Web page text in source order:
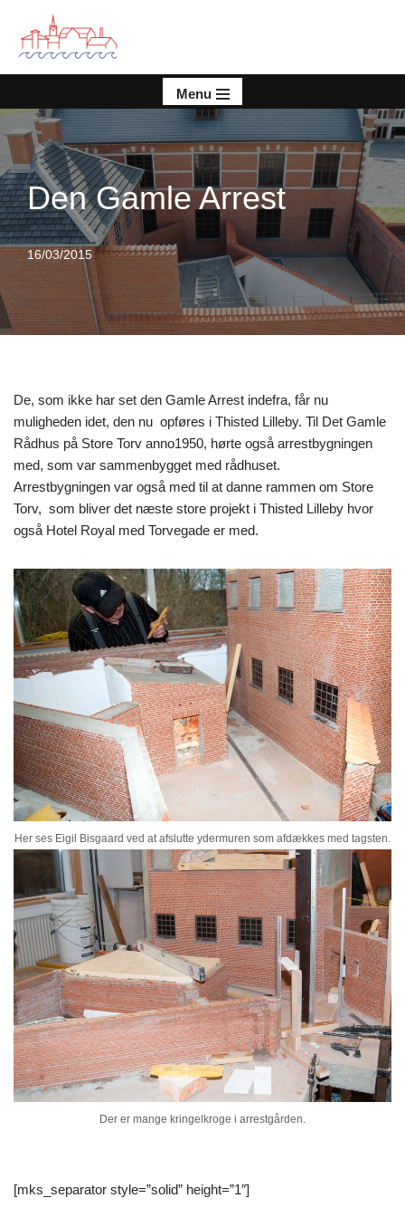
Spring
Menu
Den Gamle Arrest
16/03/2015
De, som ikke har set den Gamle Arrest indefra, får nu
muligheden idet, den nu opføres i Thisted Lilleby. Til Det Gamle
Rådhus på Store Torv anno1950, hørte også arrestbygningen
med, som var sammenbygget med rådhuset.
Arrestbygningen var også med til at danne rammen om Store
Torv, som bliver det næste store projekt i Thisted Lilleby hvor
også Hotel Royal med Torvegade er med.
Her ses Eigil Bisgaard ved at afslutte ydermuren som afdækkes med tagsten.
Der er mange kringelkroge i arrestgården.
[mks_separator style=”solid” height=”1″]